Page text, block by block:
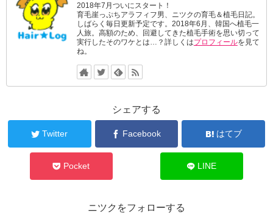
2018年7月ついにスタート！
育毛崖っぷちアラフィフ男、ニツクの育毛＆植毛日記。
しばらく毎日更新予定です。2018年6月、韓国へ植毛一
人旅。高額のため、回避してきた植毛手術を思い切って
実行したそのワケとは…？詳しくはプロフィールを見て
ね。
シェアする
Twitter Facebook はてブ
Pocket LINE
ニツクをフォローする